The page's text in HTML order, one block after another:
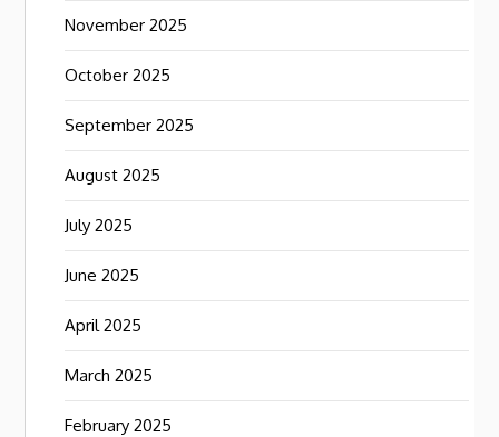
November 2025
October 2025
September 2025
August 2025
July 2025
June 2025
April 2025
March 2025
February 2025